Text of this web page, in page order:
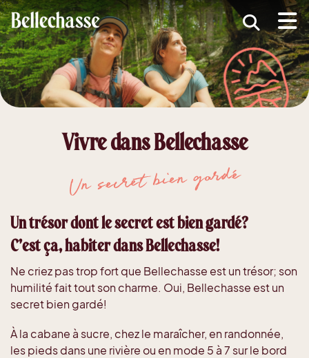
(MRC )
(Développement économique )
(Services )
(Guide d'accueil nouveaux arrivants )
Vivre dans Bellechasse
Un secret bien gardé
Un trésor dont le secret est bien gardé?
C’est ça, habiter dans Bellechasse!
Ne criez pas trop fort que Bellechasse est un trésor; son
humilité fait tout son charme. Oui, Bellechasse est un
secret bien gardé!
À la cabane à sucre, chez le maraîcher, en randonnée,
les pieds dans une rivière ou en mode 5 à 7 sur le bord